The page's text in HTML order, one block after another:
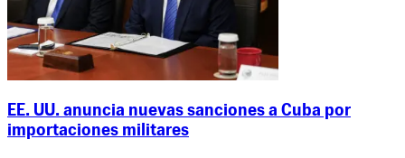
EE. UU. anuncia nuevas sanciones a Cuba por
importaciones militares